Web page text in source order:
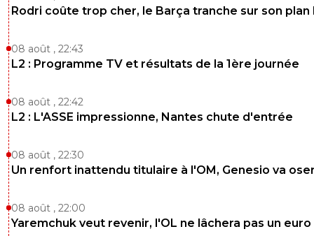
Rodri coûte trop cher, le Barça tranche sur son plan
08 août , 22:43
L2 : Programme TV et résultats de la 1ère journée
08 août , 22:42
L2 : L'ASSE impressionne, Nantes chute d'entrée
08 août , 22:30
Un renfort inattendu titulaire à l'OM, Genesio va
08 août , 22:00
Yaremchuk veut revenir, l'OL ne lâchera pas un euro